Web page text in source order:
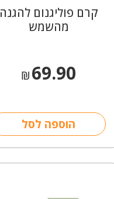
קרם פוליגנום להגנה
מהשמש
₪69.90
הוספה לסל